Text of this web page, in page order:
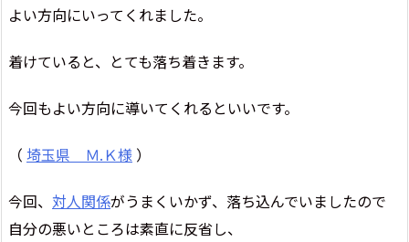
よい方向にいってくれました。
着けていると、とても落ち着きます。
今回もよい方向に導いてくれるといいです。
（ 埼玉県 Ｍ.Ｋ様 ）
今回、 対人関係がうまくいかず、落ち込んでいましたので
自分の悪いところは素直に反省し、